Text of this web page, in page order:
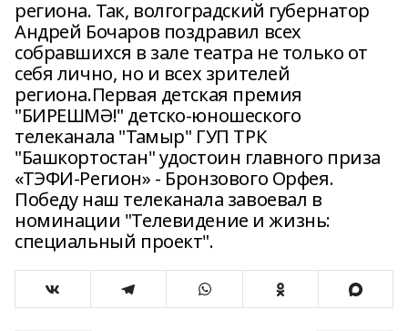
региона. Так, волгоградский губернатор
Андрей Бочаров поздравил всех
собравшихся в зале театра не только от
себя лично, но и всех зрителей
региона.Первая детская премия
"БИРЕШМӘ!" детско-юношеского
телеканала "Тамыр" ГУП ТРК
"Башкортостан" удостоин главного приза
«ТЭФИ-Регион» - Бронзового Орфея.
Победу наш телеканала завоевал в
номинации "Телевидение и жизнь:
специальный проект".